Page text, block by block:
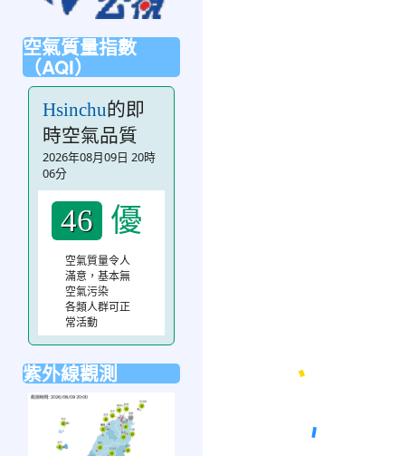
空氣質量指數
（AQI）
Hsinchu的即
時空氣品質
2026年08月09日 20時
06分
46 優
空氣質量令人
滿意，基本無
空氣污染
各類人群可正
常活動
紫外線觀測